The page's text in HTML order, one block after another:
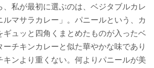
、私が最初に選ぶのは、ベジタブルカレ
ルマサラカレー」。パニールという、カ
ギュッと四角くまとめたものが入ったベ
ーチキンカレーと似た華やかな味であり
キンより重くない。何よりパニールが美